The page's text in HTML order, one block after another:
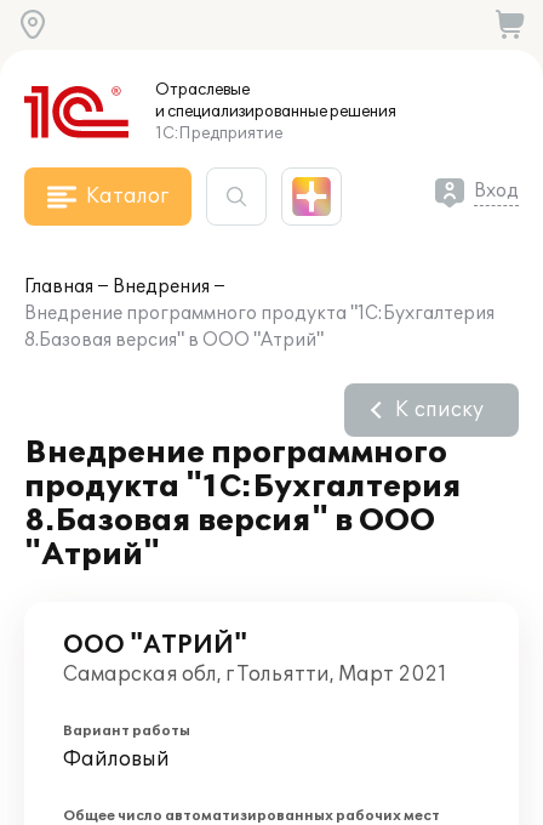
Отраслевые
и специализированныерешения
1С:Предприятие
Каталог Вход
Главная
Внедрения
Внедрение программного продукта "1С:Бухгалтерия
8.Базовая версия" в ООО "Атрий"
Внедрение программного
продукта "1С:Бухгалтерия
8.Базовая версия" в ООО
"Атрий"
К списку
ООО "АТРИЙ"
Самарская обл, г Тольятти, Март 2021
Вариант работы
Файловый
Общее число автоматизированных рабочих мест